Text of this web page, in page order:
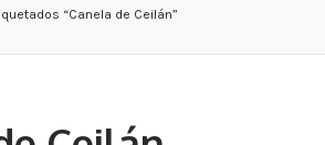
“Canela de Ceilán”